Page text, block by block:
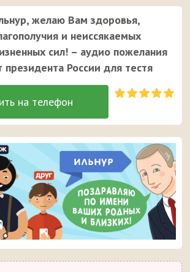
желаю Вам здоровья,
и неиссякаемых
сил! – аудио пожелания
президента России для тестя